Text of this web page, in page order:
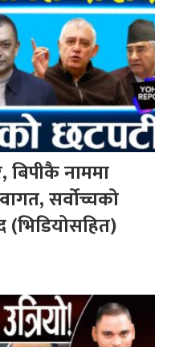
नाममा
सर्वोच्चको